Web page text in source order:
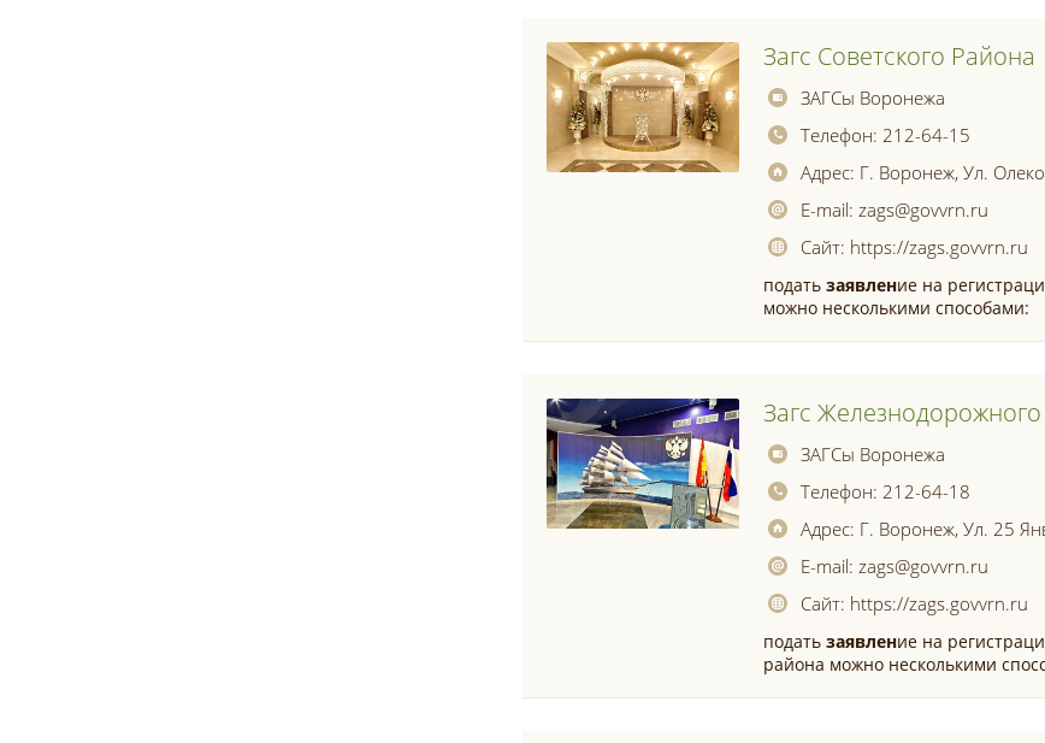
Загс Советского Района
ЗАГСы Воронежа
Телефон:212-64-15
Адрес: Г. Воронеж, Ул.
E-mail:zags@govvrn.ru
Сайт: https://zags.govvrn.ru
податьзаявление на
можно несколькими способами:
Загс
ЗАГСы Воронежа
Телефон:212-64-18
Адрес: Г. Воронеж, Ул. 25
E-mail:zags@govvrn.ru
Сайт: https://zags.govvrn.ru
податьзаявление на
района можно несколькими